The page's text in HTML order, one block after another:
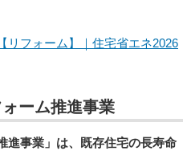
リフォーム】｜住宅省エネ2026
ーム推進事業
進事業」は、既存住宅の長寿命